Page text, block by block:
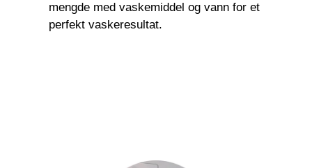
mengde med vaskemiddel og vann for et
perfekt vaskeresultat.